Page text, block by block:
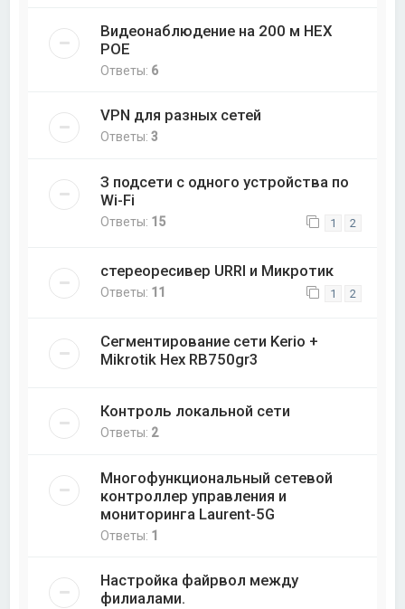
Видеонаблюдение на 200 м НЕХ
РОЕ
Ответы: 6
VPN для разных сетей
Ответы:3
З подсети с одного устройства по
Wi-Fi
Ответы: 15 1 2
стереоресивер URRI и Микротик
Ответы: 11 1 2
Сегментирование сети Kerio +
Mikrotik Hex RB750gr3
Контроль локальной сети
Ответы: 2
Многофункциональный сетевой
контроллер управления и
мониторинга Laurent-5G
Ответы: 1
Настройка файрвол между
филиалами.